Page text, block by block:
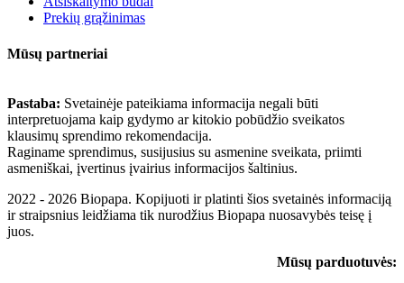
Prekių grąžinimas
Mūsų partneriai
Pastaba: Svetainėje pateikiama informacija negali būti
interpretuojama kaip gydymo ar kitokio pobūdžio sveikatos
klausimų sprendimo rekomendacija.
Raginame sprendimus, susijusius su asmenine sveikata, priimti
asmeniškai, įvertinus įvairius informacijos šaltinius.
2022 - 2026 Biopapa. Kopijuoti ir platinti šios svetainės informaciją
ir straipsnius leidžiama tik nurodžius Biopapa nuosavybės teisę į
juos.
Mūsų parduotuvės: